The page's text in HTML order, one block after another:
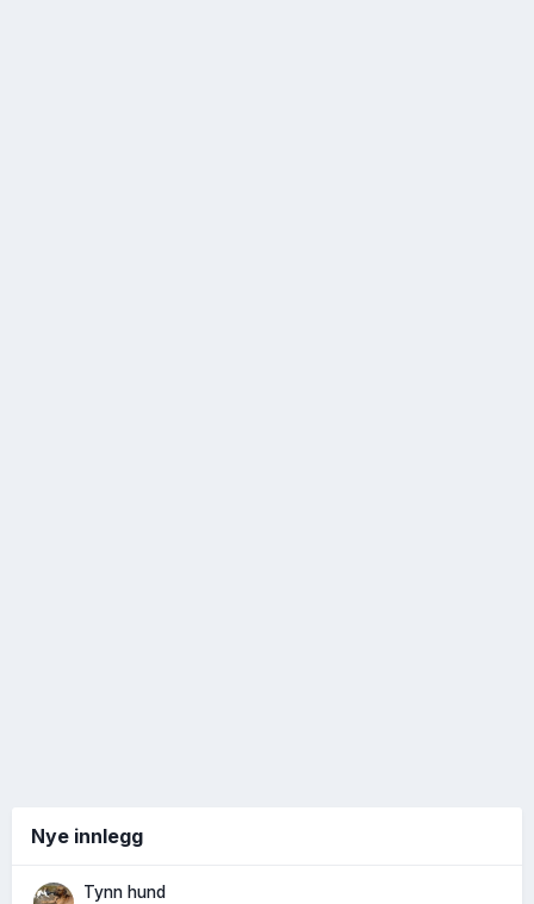
Nye innlegg
Tynn hund